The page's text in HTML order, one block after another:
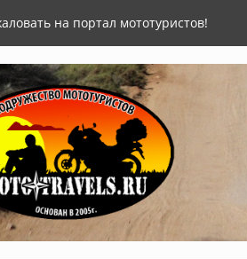
на портал мототуристов!